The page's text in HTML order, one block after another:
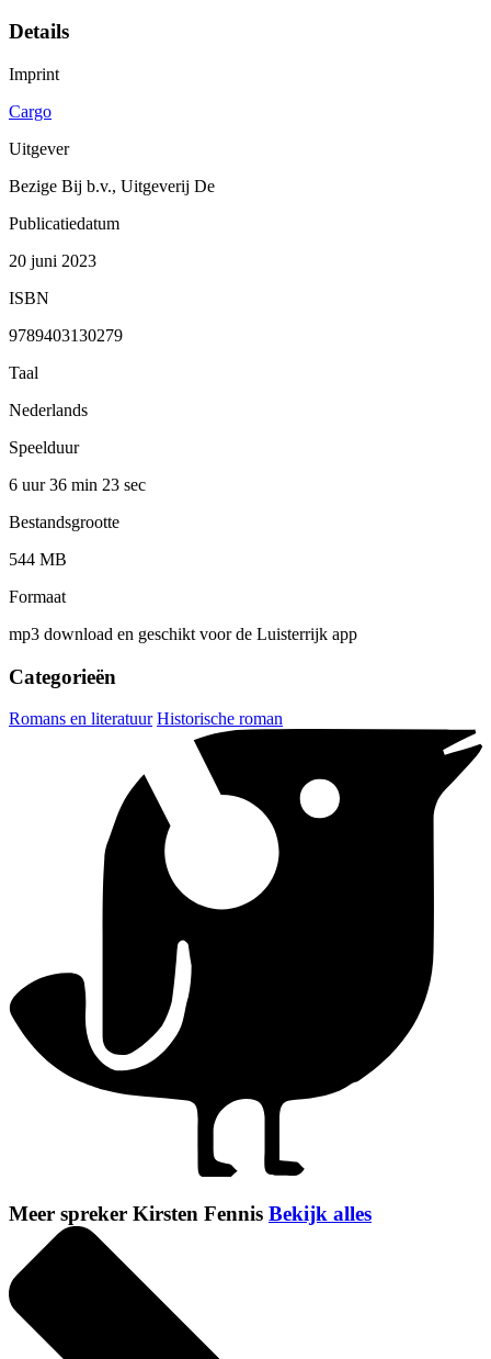
Details
Imprint
Cargo
Uitgever
Bezige Bij b.v., Uitgeverij De
Publicatiedatum
20 juni 2023
ISBN
9789403130279
Taal
Nederlands
Speelduur
6 uur 36 min 23 sec
Bestandsgrootte
544 MB
Formaat
mp3 download en geschikt voor de Luisterrijk app
Categorieën
Romans en literatuur Historische roman
Meer spreker Kirsten Fennis Bekijk alles